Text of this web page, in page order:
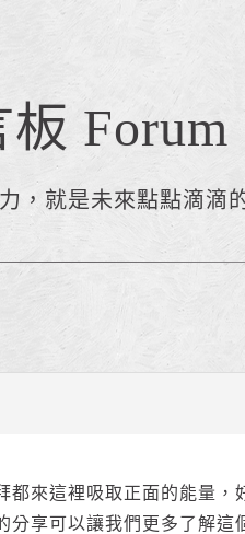
板 Forum
，就是未來點點滴滴
來這裡吸取正面的能量，
享可以讓我們更多了解